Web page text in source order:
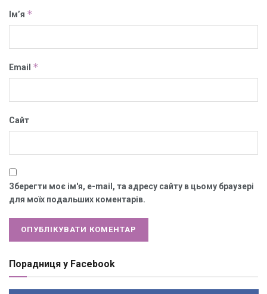
Ім’я *
Email *
Сайт
Зберегти моє ім'я, e-mail, та адресу сайту в цьому браузері
для моїх подальших коментарів.
Порадниця у Facebook